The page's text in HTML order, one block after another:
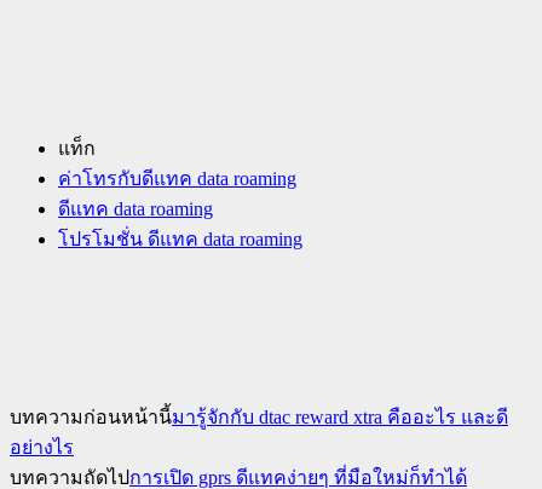
แท็ก
ค่าโทรกับดีแทค data roaming
ดีแทค data roaming
โปรโมชั่น ดีแทค data roaming
บทความก่อนหน้านี้มารู้จักกับ dtac reward xtra คืออะไร และดี
อย่างไร
บทความถัดไปการเปิด gprs ดีแทคง่ายๆ ที่มือใหม่ก็ทำได้